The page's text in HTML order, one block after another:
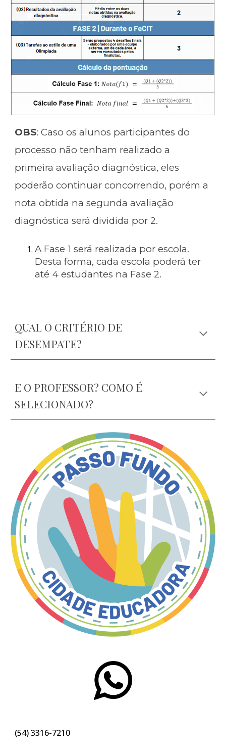
OBS: Caso os alunos participantes do
processo não tenham realizado a
primeira avaliação diagnóstica, eles
poderão continuar concorrendo, porém a
nota obtida na segunda avaliação
diagnóstica será dividida por 2.
A Fase 1 será realizada por escola.
Desta forma, cada escola poderá ter
até 4 estudantes na Fase 2.
QUAL O CRITÉRIO DE
DESEMPATE?
E O PROFESSOR? COMO É
SELECIONADO?
(54)3316-7210